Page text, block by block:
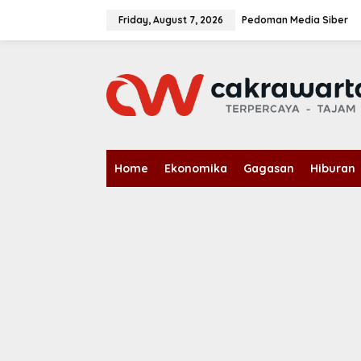
Friday, August 7, 2026 Pedoman Media Siber
Home Ekonomika Gagasan Hiburan